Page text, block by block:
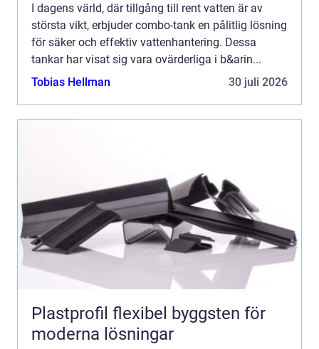
I dagens värld, där tillgång till rent vatten är av
största vikt, erbjuder combo-tank en pålitlig lösning
för säker och effektiv vattenhantering. Dessa
tankar har visat sig vara ovärderliga i b&arin...
Tobias Hellman
30 juli 2026
Plastprofil flexibel byggsten för
moderna lösningar